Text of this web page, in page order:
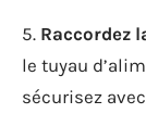
5. Raccordez
le tuyau
sécurisez